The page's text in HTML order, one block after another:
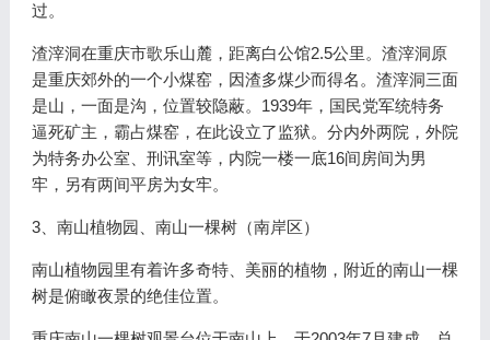
过。
渣滓洞在重庆市歌乐山麓，距离白公馆2.5公里。渣滓洞原
是重庆郊外的一个小煤窑，因渣多煤少而得名。渣滓洞三面
是山，一面是沟，位置较隐蔽。1939年，国民党军统特务
逼死矿主，霸占煤窑，在此设立了监狱。分内外两院，外院
为特务办公室、刑讯室等，内院一楼一底16间房间为男
牢，另有两间平房为女牢。
3、南山植物园、南山一棵树（南岸区）
南山植物园里有着许多奇特、美丽的植物，附近的南山一棵
树是俯瞰夜景的绝佳位置。